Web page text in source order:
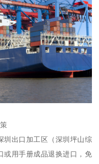
出口加工区（深圳坪山综
或用手册成品退换进口，免